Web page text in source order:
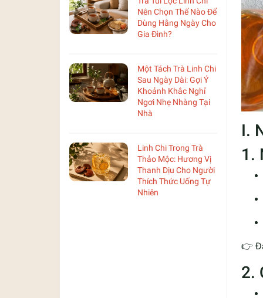
Nên Chọn Thế Nào Để
Dùng Hằng Ngày Cho
Gia Đình?
Một Tách Trà Linh Chi
Sau Ngày Dài: Gợi Ý
Khoảnh Khắc Nghỉ
Ngơi Nhẹ Nhàng Tại
Nhà
Linh Chi Trong Trà
Thảo Mộc: Hương Vị
Thanh Dịu Cho Người
Thích Thức Uống Tự
Nhiên
I.
1.
👉
2.